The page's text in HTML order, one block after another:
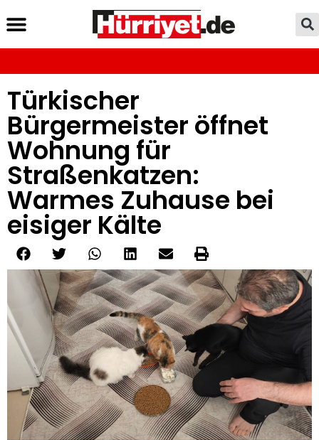
Türkischer
Bürgermeister öffnet
Wohnung für
Straßenkatzen:
Warmes Zuhause bei
eisiger Kälte